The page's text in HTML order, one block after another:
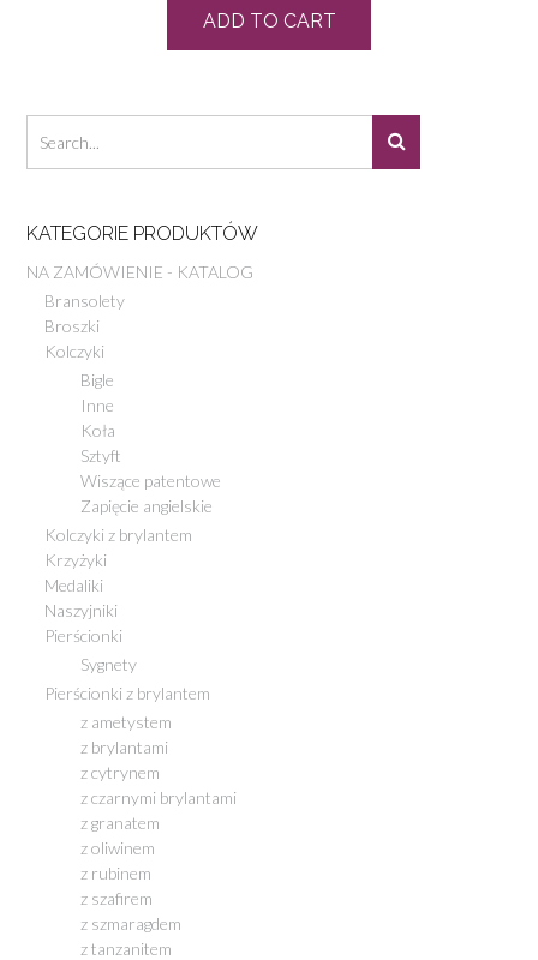
ADD TO CART
KATEGORIE PRODUKTÓW
NA ZAMÓWIENIE - KATALOG
Bransolety
Broszki
Kolczyki
Bigle
Inne
Koła
Sztyft
Wiszące patentowe
Zapięcie angielskie
Kolczyki z brylantem
Krzyżyki
Medaliki
Naszyjniki
Pierścionki
Sygnety
Pierścionki z brylantem
z ametystem
z brylantami
z cytrynem
z czarnymi brylantami
z granatem
z oliwinem
z rubinem
z szafirem
z szmaragdem
z tanzanitem